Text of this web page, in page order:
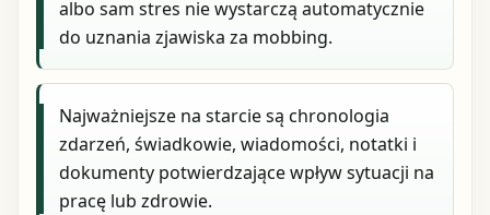
albo sam stres nie wystarczą automatycznie
do uznania zjawiska za mobbing.
Najważniejsze na starcie są chronologia
zdarzeń, świadkowie, wiadomości, notatki i
dokumenty potwierdzające wpływ sytuacji na
pracę lub zdrowie.